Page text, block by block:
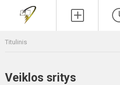
Titulinis
Veiklos sritys